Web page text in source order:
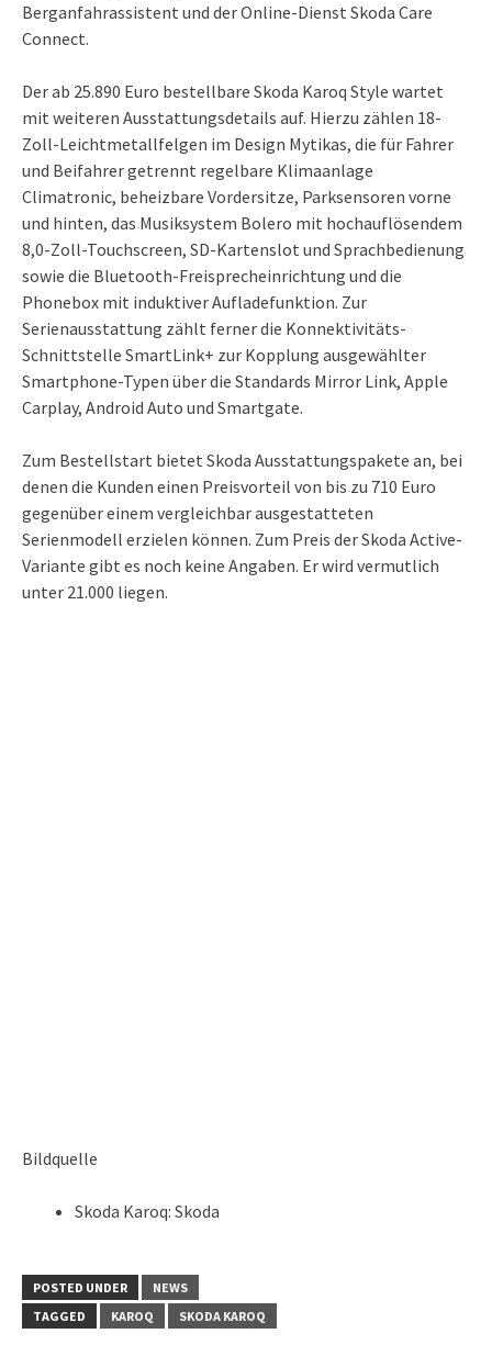
Berganfahrassistent und der Online-Dienst Skoda Care
Connect.
Der ab 25.890 Euro bestellbare Skoda Karoq Style wartet
mit weiteren Ausstattungsdetails auf. Hierzu zählen 18-
Zoll-Leichtmetallfelgen im Design Mytikas, die für Fahrer
und Beifahrer getrennt regelbare Klimaanlage
Climatronic, beheizbare Vordersitze, Parksensoren vorne
und hinten, das Musiksystem Bolero mit hochauflösendem
8,0-Zoll-Touchscreen, SD-Kartenslot und Sprachbedienung
sowie die Bluetooth-Freisprecheinrichtung und die
Phonebox mit induktiver Aufladefunktion. Zur
Serienausstattung zählt ferner die Konnektivitäts-
Schnittstelle SmartLink+ zur Kopplung ausgewählter
Smartphone-Typen über die Standards Mirror Link, Apple
Carplay, Android Auto und Smartgate.
Zum Bestellstart bietet Skoda Ausstattungspakete an, bei
denen die Kunden einen Preisvorteil von bis zu 710 Euro
gegenüber einem vergleichbar ausgestatteten
Serienmodell erzielen können. Zum Preis der Skoda Active-
Variante gibt es noch keine Angaben. Er wird vermutlich
unter 21.000 liegen.
Bildquelle
Skoda Karoq: Skoda
POSTED UNDER
NEWS
TAGGED
KAROQ SKODA KAROQ